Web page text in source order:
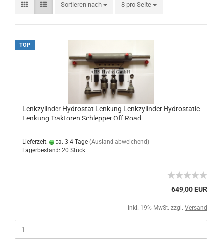
Sortieren nach 8 pro Seite
TOP
Lenkzylinder Hydrostat Lenkung Lenkzylinder Hydrostatic
Lenkung Traktoren Schlepper Off Road
Lieferzeit: ca. 3-4 Tage (Ausland abweichend)
Lagerbestand: 20 Stück
649,00 EUR
inkl. 19% MwSt. zzgl. Versand